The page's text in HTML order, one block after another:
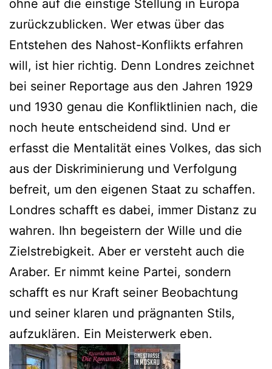
ohne auf die einstige Stellung in Europa
zurückzublicken. Wer etwas über das
Entstehen des Nahost-Konflikts erfahren
will, ist hier richtig. Denn Londres zeichnet
bei seiner Reportage aus den Jahren 1929
und 1930 genau die Konfliktlinien nach, die
noch heute entscheidend sind. Und er
erfasst die Mentalität eines Volkes, das sich
aus der Diskriminierung und Verfolgung
befreit, um den eigenen Staat zu schaffen.
Londres schafft es dabei, immer Distanz zu
wahren. Ihn begeistern der Wille und die
Zielstrebigkeit. Aber er versteht auch die
Araber. Er nimmt keine Partei, sondern
schafft es nur Kraft seiner Beobachtung
und seiner klaren und prägnanten Stils,
aufzuklären. Ein Meisterwerk eben.